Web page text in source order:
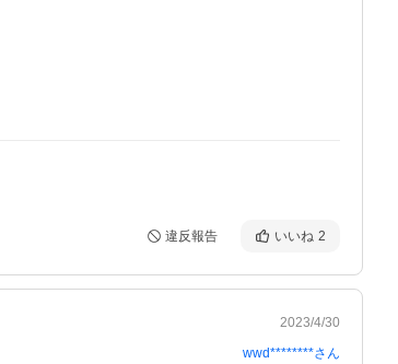
違反報告 いいね 2
2023/4/30
wwd********さん